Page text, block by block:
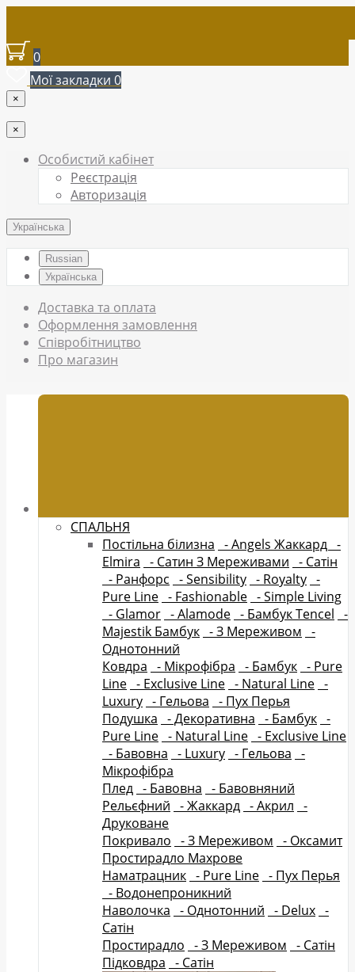
0
Мої закладки 0
×
×
Особистий кабінет
Реєстрація
Авторизація
Українська
Russian
Українська
Доставка та оплата
Оформлення замовлення
Співробітництво
Про магазин
СПАЛЬНЯ
Постільна білизна - Angels Жаккард -
Elmira - Сатин З Мереживами - Сатін
- Ранфорс - Sensibility - Royalty -
Pure Line - Fashionable - Simple Living
- Glamor - Alamode - Бамбук Tencel -
Majestik Бамбук - З Мереживом -
Однотонний
Ковдра - Мікрофібра - Бамбук - Pure
Line - Exclusive Line - Natural Line -
Luxury - Гельова - Пух Перья
Подушка - Декоративна - Бамбук -
Pure Line - Natural Line - Exclusive Line
- Бавовна - Luxury - Гельова -
Мікрофібра
Плед - Бавовна - Бавовняний
Рельєфний - Жаккард - Акрил -
Друковане
Покривало - З Мереживом - Оксамит
Простирадло Махрове
Наматрацник - Pure Line - Пух Перья
- Водонепроникний
Наволочка - Однотонний - Delux -
Сатін
Простирадло - З Мереживом - Сатін
Підковдра - Сатін